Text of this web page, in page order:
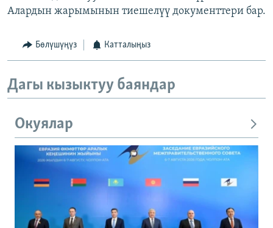
Алардын жарымынын тиешелүү документтери бар.
Бөлүшүңүз Катталыңыз
Дагы кызыктуу баяндар
Окуялар